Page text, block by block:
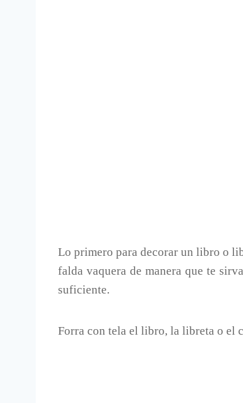
Lo primero para decorar un libro o
falda vaquera de manera que te
suficiente.
Forra con tela el libro, la libreta o el